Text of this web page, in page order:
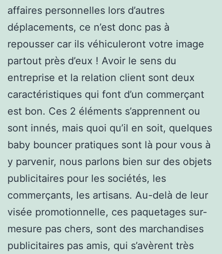
affaires personnelles lors d’autres
déplacements, ce n’est donc pas à
repousser car ils véhiculeront votre image
partout près d’eux ! Avoir le sens du
entreprise et la relation client sont deux
caractéristiques qui font d’un commerçant
est bon. Ces 2 éléments s’apprennent ou
sont innés, mais quoi qu’il en soit, quelques
baby bouncer pratiques sont là pour vous à
y parvenir, nous parlons bien sur des objets
publicitaires pour les sociétés, les
commerçants, les artisans. Au-delà de leur
visée promotionnelle, ces paquetages sur-
mesure pas chers, sont des marchandises
publicitaires pas amis, qui s’avèrent très